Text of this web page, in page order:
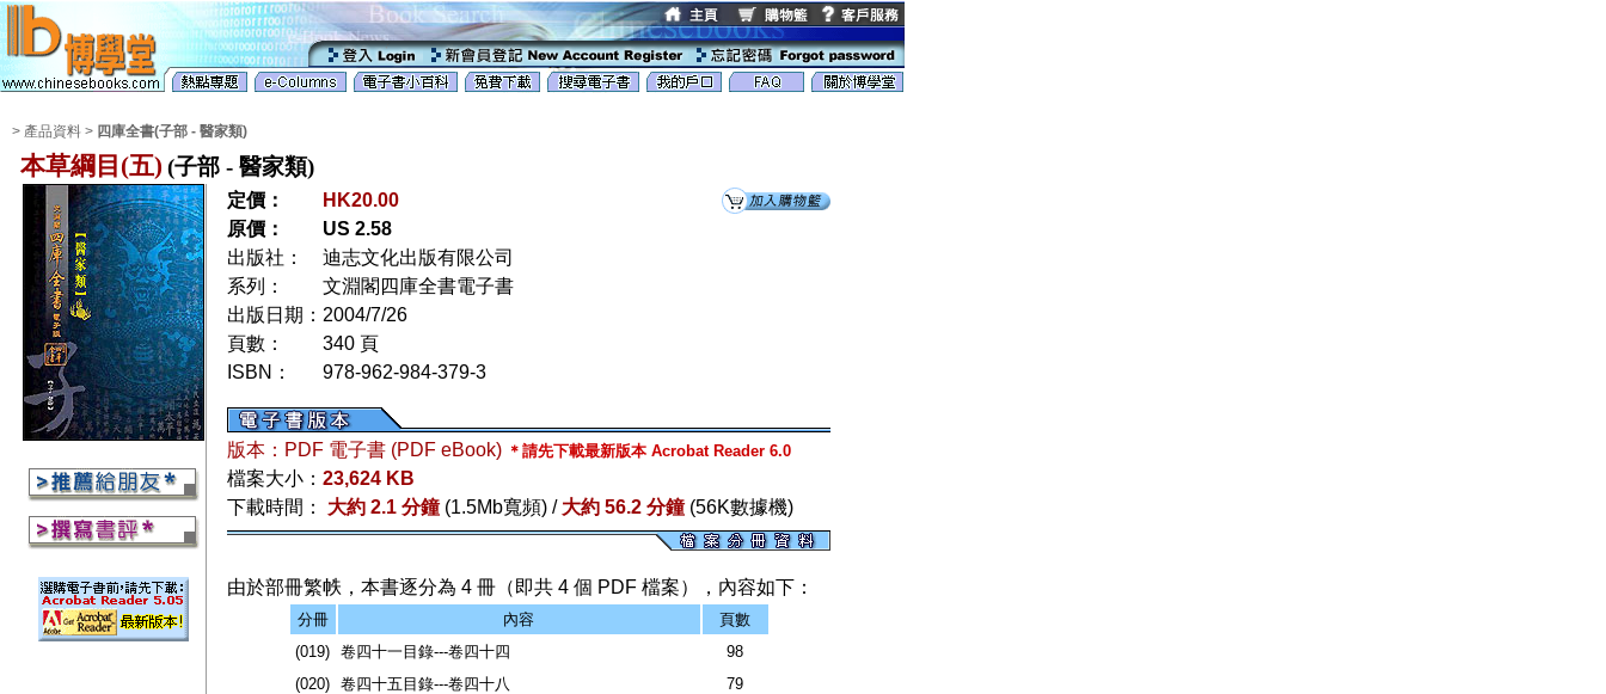
> 產品資料 > 四庫全書(子部 - 醫家類)
本草綱目(五) (子部 - 醫家類)
定價：
HK20.00
原價：
US 2.58
出版社：
迪志文化出版有限公司
系列：
文淵閣四庫全書電子書
出版日期： 2004/7/26
頁數：
340 頁
ISBN：
978-962-984-379-3
版本：PDF 電子書 (PDF eBook) ＊請先下載最新版本 Acrobat Reader 6.0
檔案大小： 23,624 KB
下載時間：
大約 2.1 分鐘 (1.5Mb寬頻) / 大約 56.2 分鐘 (56K數據機)
由於部冊繁帙，本書逐分為 4 冊（即共 4 個 PDF 檔案），內容如下：
分冊 內容
頁數
(019) 卷四十一目錄---卷四十四
98
(020) 卷四十五目錄---卷四十八
79